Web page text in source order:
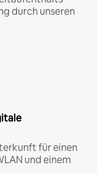
durch unseren
für einen
und einem